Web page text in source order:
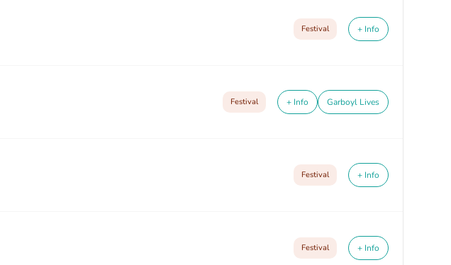
Festival + Info
Festival + Info Garboyl Lives
Festival + Info
Festival + Info